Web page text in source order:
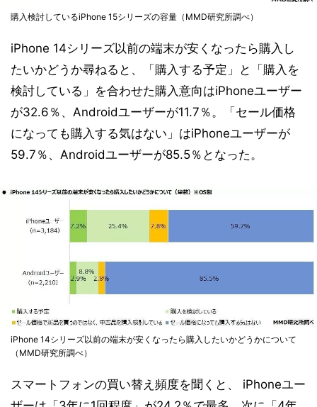
購入検討しているiPhone 15シリーズの容量（MMD研究所調べ）
iPhone 14シリーズ以前の端末が安くなったら購入し
たいかどうか尋ねると、「購入する予定」と「購入を
検討している」を合わせた購入意向はiPhoneユーザー
が32.6％、Androidユーザーが11.7％。「セール価格
になっても購入する気はない」はiPhoneユーザーが
59.7％、Androidユーザーが85.5％となった。
iPhone 14シリーズ以前の端末が安くなったら購入したいかどうかについて
（MMD研究所調べ）
スマートフォンの買い替え頻度を聞くと、 iPhoneユー